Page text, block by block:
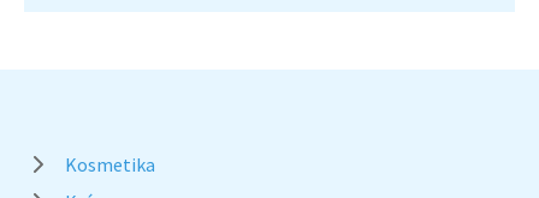
Kosmetika